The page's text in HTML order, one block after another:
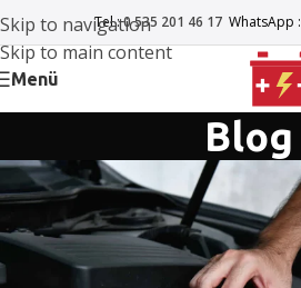
Skip to navigation
Skip to main content
Tel :0 535 201 46 17 WhatsApp :
Menü
Blog